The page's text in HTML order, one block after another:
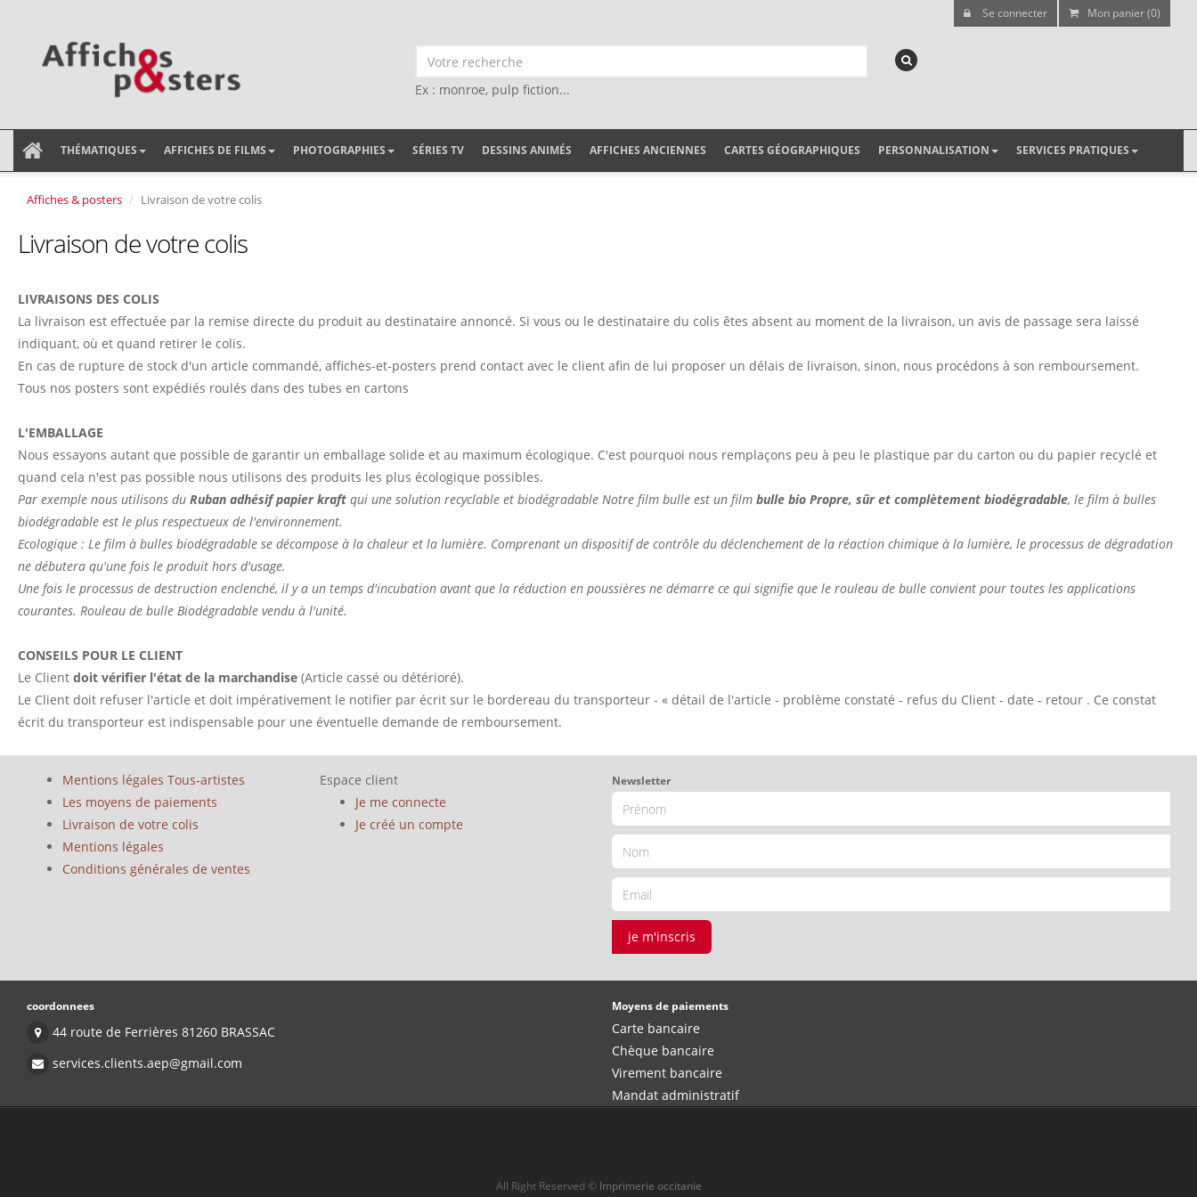
Se connecter Mon panier (0)
Ex : monroe, pulp fiction...
THÉMATIQUES AFFICHES DE FILMS PHOTOGRAPHIES SÉRIES TV DESSINS ANIMÉS AFFICHES ANCIENNES CARTES GÉOGRAPHIQUES PERSONNALISATION SERVICES PRATIQUES
Affiches & posters Livraison de votre colis
Livraison de votre colis
LIVRAISONS DES COLIS
La livraison est effectuée par la remise directe du produit au destinataire annoncé. Si vous ou le destinataire du colis êtes absent au moment de la livraison, un avis de passage sera laissé
indiquant, où et quand retirer le colis.
En cas de rupture de stock d'un article commandé, affiches-et-posters prend contact avec le client afin de lui proposer un délais de livraison, sinon, nous procédons à son remboursement.
Tous nos posters sont expédiés roulés dans des tubes en cartons
L'EMBALLAGE
Nous essayons autant que possible de garantir un emballage solide et au maximum écologique. C'est pourquoi nous remplaçons peu à peu le plastique par du carton ou du papier recyclé et
quand cela n'est pas possible nous utilisons des produits les plus écologique possibles.
Par exemple nous utilisons du Ruban adhésif papier kraft qui une solution recyclable et biodégradable Notre film bulle est un film bulle bio Propre, sûr et complètement biodégradable, le film à bulles
biodégradable est le plus respectueux de l'environnement.
Ecologique : Le film à bulles biodégradable se décompose à la chaleur et la lumière. Comprenant un dispositif de contrôle du déclenchement de la réaction chimique à la lumière, le processus de dégradation
ne débutera qu'une fois le produit hors d'usage.
Une fois le processus de destruction enclenché, il y a un temps d'incubation avant que la réduction en poussières ne démarre ce qui signifie que le rouleau de bulle convient pour toutes les applications
courantes. Rouleau de bulle Biodégradable vendu à l'unité.
CONSEILS POUR LE CLIENT
Le Client doit vérifier l'état de la marchandise (Article cassé ou détérioré).
Le Client doit refuser l'article et doit impérativement le notifier par écrit sur le bordereau du transporteur - « détail de l'article - problème constaté - refus du Client - date - retour . Ce constat
écrit du transporteur est indispensable pour une éventuelle demande de remboursement.
Mentions légales Tous-artistes
Les moyens de paiements
Livraison de votre colis
Mentions légales
Conditions générales de ventes
Espace client
Je me connecte
Je créé un compte
Newsletter
je m'inscris
coordonnees
44 route de Ferrières 81260 BRASSAC
services.clients.aep@gmail.com
Moyens de paiements
Carte bancaire
Chèque bancaire
Virement bancaire
Mandat administratif
All Right Reserved © Imprimerie occitanie